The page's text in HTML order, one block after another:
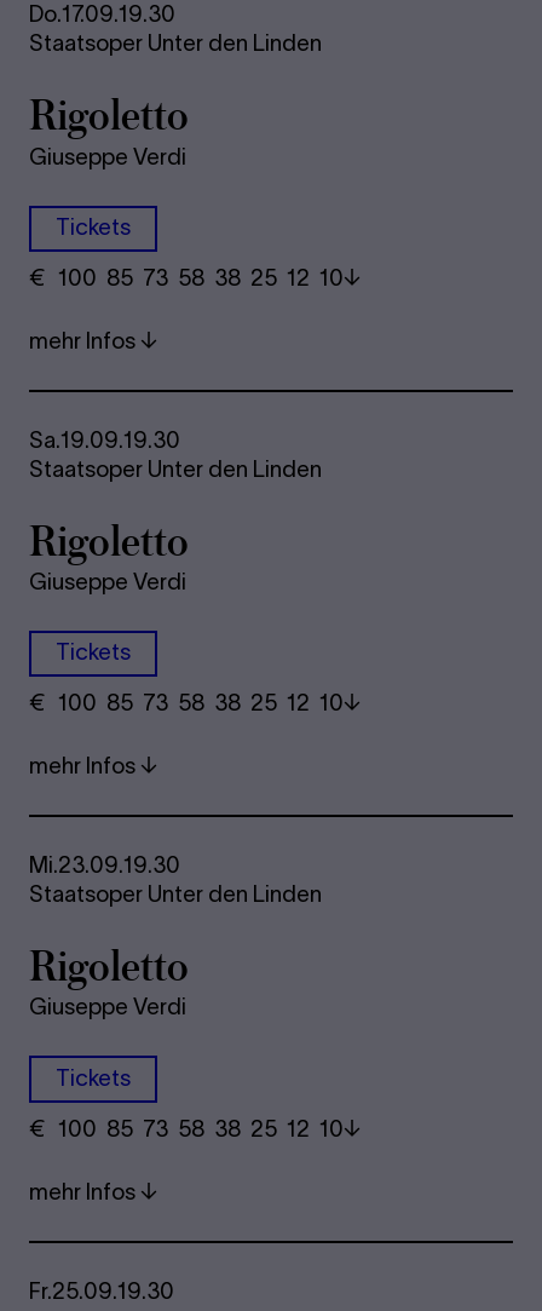
Do.17.09.19.30
Staatsoper Unter den Linden
Rigoletto
Giuseppe Verdi
Tickets
€ ​ 100 85 73​ 58 38 25​ 12 10
mehr Infos
Sa.19.09.19.30
Staatsoper Unter den Linden
Rigoletto
Giuseppe Verdi
Tickets
€ ​ 100 85 73​ 58 38 25​ 12 10
mehr Infos
Mi.23.09.19.30
Staatsoper Unter den Linden
Rigoletto
Giuseppe Verdi
Tickets
€ ​ 100 85 73​ 58 38 25​ 12 10
mehr Infos
Fr.25.09.19.30